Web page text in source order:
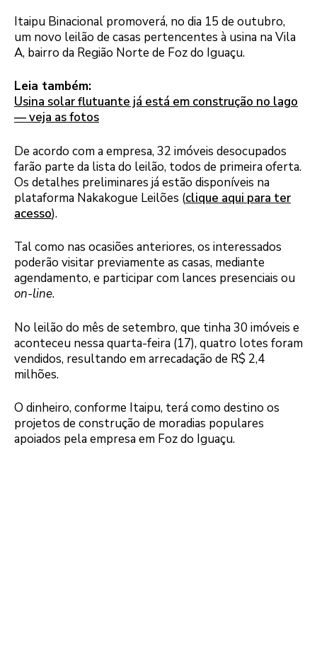
Itaipu Binacional promoverá, no dia 15 de outubro,
um novo leilão de casas pertencentes à usina na Vila
A, bairro da Região Norte de Foz do Iguaçu.
Leia também:
Usina solar flutuante já está em construção no lago
— veja as fotos
De acordo com a empresa, 32 imóveis desocupados
farão parte da lista do leilão, todos de primeira oferta.
Os detalhes preliminares já estão disponíveis na
plataforma Nakakogue Leilões (clique aqui para ter
acesso).
Tal como nas ocasiões anteriores, os interessados
poderão visitar previamente as casas, mediante
agendamento, e participar com lances presenciais ou
on-line.
No leilão do mês de setembro, que tinha 30 imóveis e
aconteceu nessa quarta-feira (17), quatro lotes foram
vendidos, resultando em arrecadação de R$ 2,4
milhões.
O dinheiro, conforme Itaipu, terá como destino os
projetos de construção de moradias populares
apoiados pela empresa em Foz do Iguaçu.